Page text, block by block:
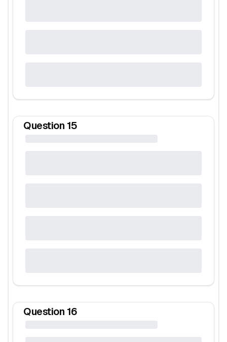
Question 15
Question 16